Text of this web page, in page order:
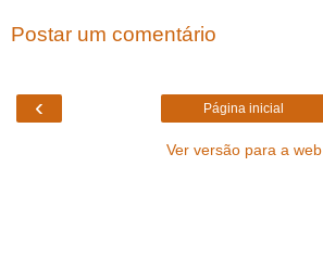
Postar um comentário
‹ Página inicial
Ver versão para a web